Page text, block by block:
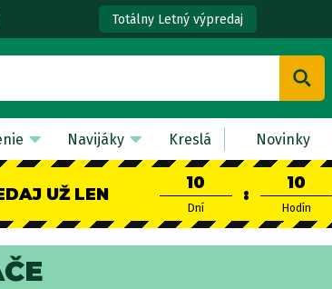
Totálny Letný výpredaj
Navijáky Kreslá Novinky
UŽ LEN
10
Dní
:
10
Hodín